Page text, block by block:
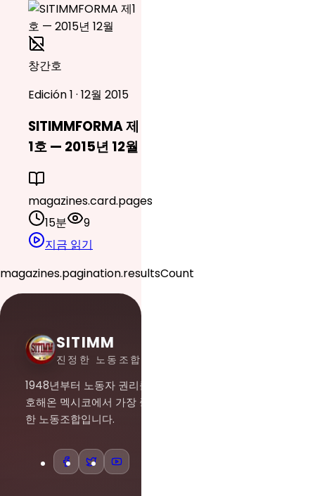
창간호
Edición 1 · 12월 2015
SITIMMFORMA 제
1호 — 2015년 12월
magazines.card.pages
15분
9
지금 읽기
magazines.pagination.resultsCount
SITIMM
진정한 노동조합주의
1948년부터 노동자 권리를 옹
호해온 멕시코에서 가장 중요
한 노동조합입니다.